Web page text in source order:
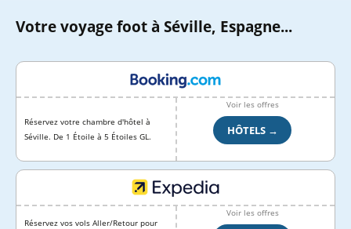
Votre voyage foot à Séville, Espagne...
Réservez votre chambre d'hôtel à
Séville. De 1 Étoile à 5 Étoiles GL.
Voir les offres
HÔTELS →
Réservez vos vols Aller/Retour pour
Voir les offres